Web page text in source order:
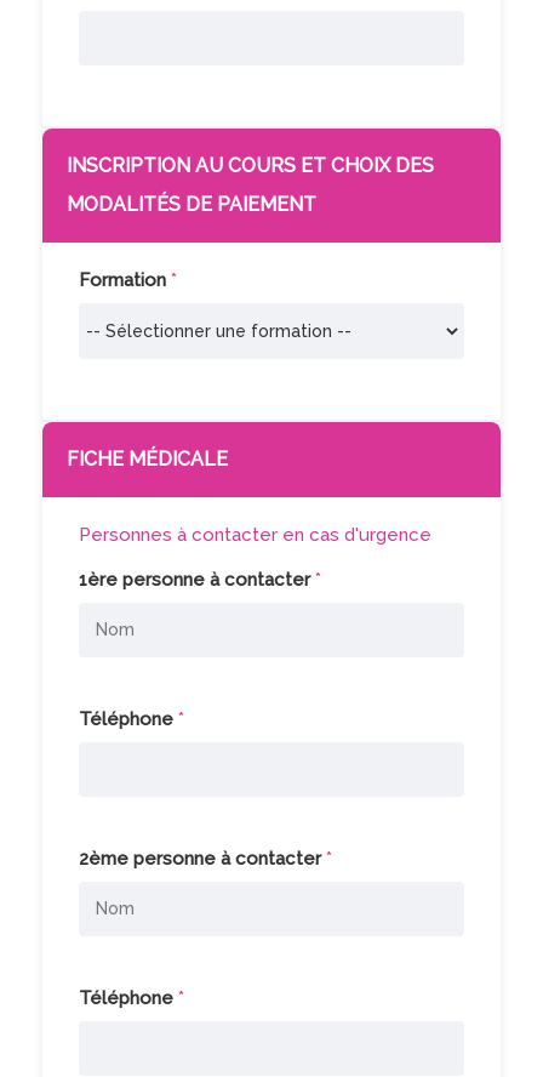
INSCRIPTION AU COURS ET CHOIX DES
MODALITÉS DE PAIEMENT
Formation *
FICHE MÉDICALE
Personnes à contacter en cas d'urgence
1ère personne à contacter*
Téléphone *
2ème personne à contacter*
Téléphone *